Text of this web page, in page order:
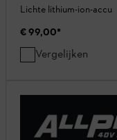
Lichte lithium-ion-accu
€ 99,00*
Vergelijken